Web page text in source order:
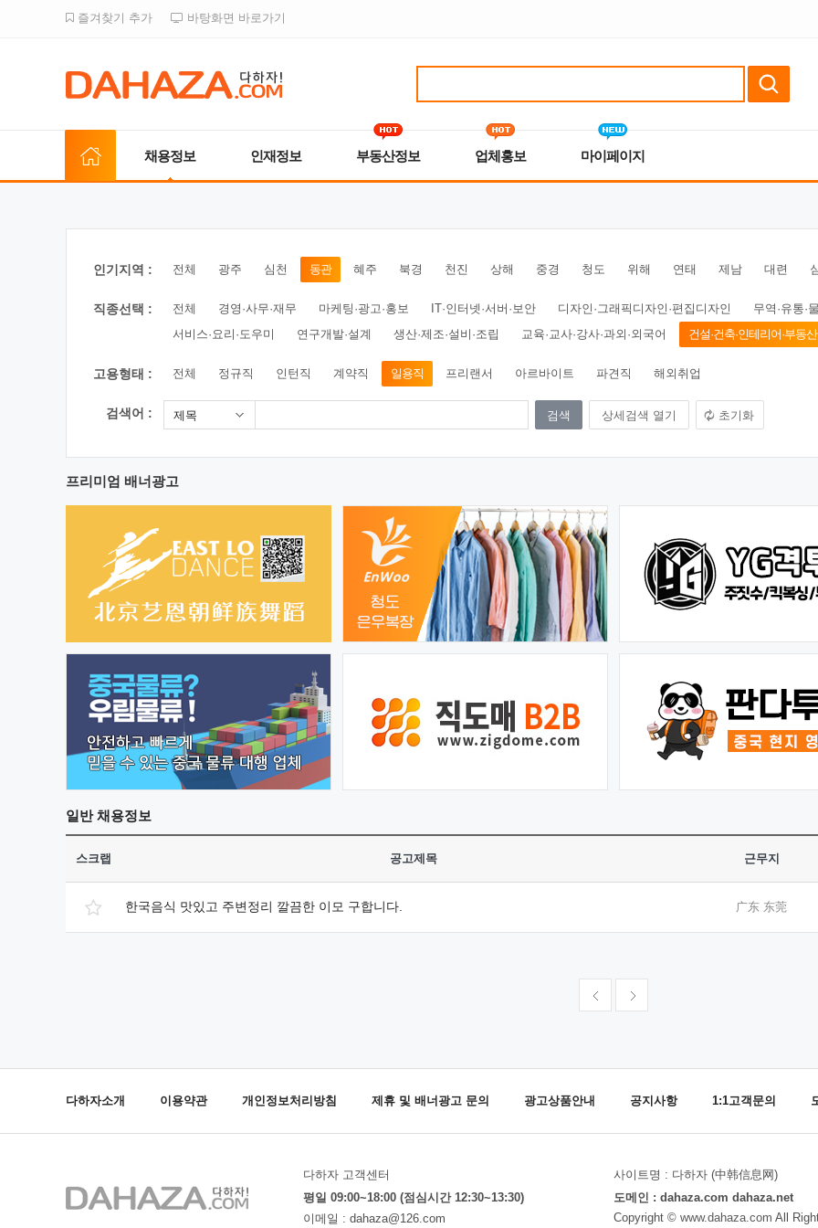
즐겨찾기 추가 바탕화면 바로가기
채용정보 인재정보 부동산정보 업체홍보 마이페이지
인기지역 : 전체 광주 심천 동관 혜주 북경 천진 상해 중경 청도 위해 연태 제남 대련
직종선택 : 전체 경영·사무·재무 마케팅·광고·홍보 IT·인터넷·서버·보안 디자인·그래픽디자인·편집디자인
무역·유통·
서비스·요리·도우미
연구개발·설계 생산·제조·설비·조립 교육·교사·강사·과외·외국어 건설·건축·인테리어·부동산
고용형태 : 전체 정규직 인턴직 계약직 일용직 프리랜서 아르바이트 파견직 해외취업
검색어 : 제목 상세검색 열기 초기화
프리미엄 배너광고
일반채용정보
스크랩 공고제목 근무지
한국음식 맛있고 주변정리 깔끔한 이모 구합니다. 广东 东莞
다하자소개 이용약관 개인정보처리방침 제휴 및 배너광고 문의 광고상품안내 공지사항 1:1고객문의
다하자 고객센터
평일 09:00~18:00 (점심시간 12:30~13:30)
이메일 : dahaza@126.com
사이트명 : 다하자 (中韩信息网)
도메인 : dahaza.com dahaza.net
Copyright © www.dahaza.com All